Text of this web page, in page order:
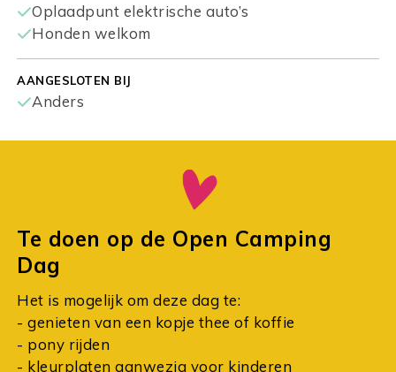
Oplaadpunt elektrische auto’s
Honden welkom
AANGESLOTEN BIJ
Anders
Te doen op de Open Camping
Dag
Het is mogelijk om deze dag te:
- genieten van een kopje thee of koffie
- pony rijden
- kleurplaten aanwezig voor kinderen